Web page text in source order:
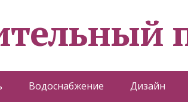
Водоснабжение Дизайн